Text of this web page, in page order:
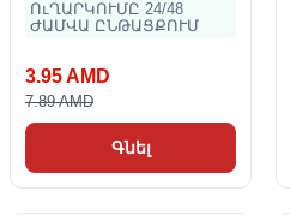
ՈւՂԱՐԿՈՒՄԸ 24/48
ԺԱՄՎԱ ԸՆԹԱՑՔՈՒՄ
3.95 AMD
7.89 AMD
Գնել